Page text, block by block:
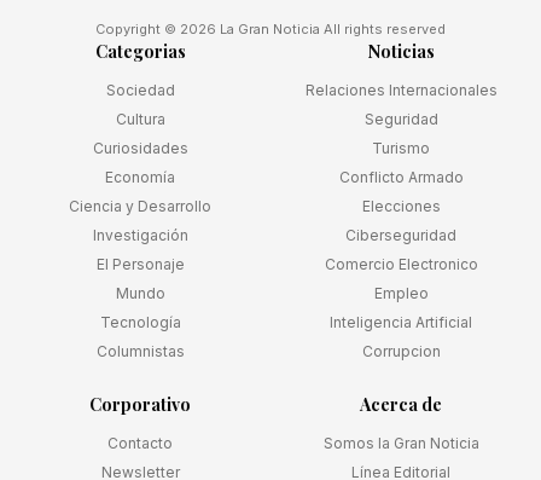
Copyright © 2026 La Gran Noticia All rights reserved
Categorias
Sociedad
Cultura
Curiosidades
Economía
Ciencia y Desarrollo
Investigación
El Personaje
Mundo
Tecnología
Columnistas
Noticias
Relaciones Internacionales
Seguridad
Turismo
Conflicto Armado
Elecciones
Ciberseguridad
Comercio Electronico
Empleo
Inteligencia Artificial
Corrupcion
Corporativo
Contacto
Newsletter
Acerca de
Somos la Gran Noticia
Línea Editorial